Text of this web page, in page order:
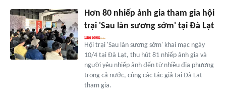
Hơn 80 nhiếp ảnh gia tham gia hội
trại 'Sau làn sương sớm' tại Đà Lạt
Hội trại 'Sau làn sương sớm' khai mạc ngày
10/4 tại Đà Lạt, thu hút 81 nhiếp ảnh gia và
người yêu nhiếp ảnh đến từ nhiều địa phương
trong cả nước, cùng các tác giả tại Đà Lạt
tham gia.